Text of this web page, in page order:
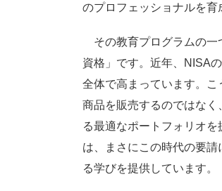
のプロフェッショナルを育
その教育プログラムの一
資格」です。近年、NISA
全体で高まっています。
商品を販売するのではな
る最適なポートフォリオ
は、まさにこの時代の要
る学びを提供しています。